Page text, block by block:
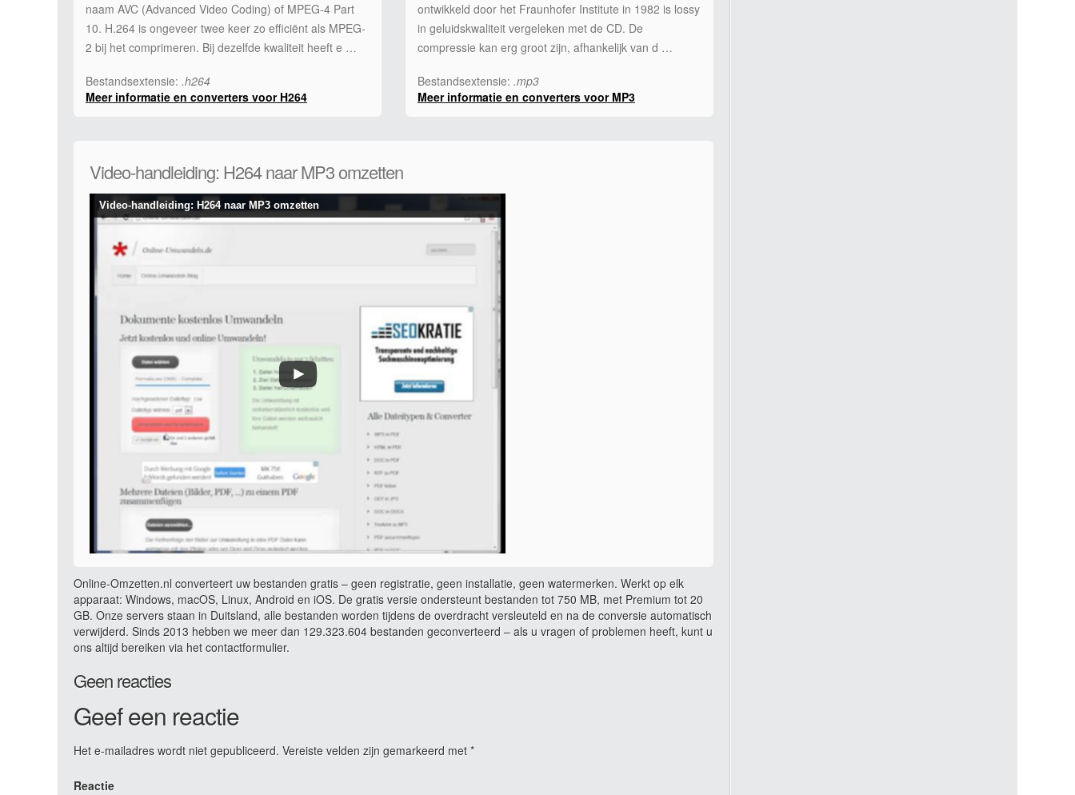
naam AVC (Advanced Video Coding) of MPEG-4 Part
10. H.264 is ongeveer twee keer zo efficiënt als MPEG-
2 bij het comprimeren. Bij dezelfde kwaliteit heeft e …
Bestandsextensie: .h264
Meer informatie en converters voor H264
ontwikkeld door het Fraunhofer Institute in 1982 is lossy
in geluidskwaliteit vergeleken met de CD. De
compressie kan erg groot zijn, afhankelijk van d …
Bestandsextensie: .mp3
Meer informatie en converters voor MP3
Video-handleiding: H264 naar MP3 omzetten
Video-handleiding: H264 naar MP3 omzetten
Online-Omzetten.nl converteert uw bestanden gratis – geen registratie, geen installatie, geen watermerken. Werkt op elk
apparaat: Windows, macOS, Linux, Android en iOS. De gratis versie ondersteunt bestanden tot 750 MB, met Premium tot 20
GB. Onze servers staan in Duitsland, alle bestanden worden tijdens de overdracht versleuteld en na de conversie automatisch
verwijderd. Sinds 2013 hebben we meer dan 129.323.604 bestanden geconverteerd – als u vragen of problemen heeft, kunt u
ons altijd bereiken via het contactformulier.
Geen reacties
Geef een reactie
Het e-mailadres wordt niet gepubliceerd. Vereiste velden zijn gemarkeerd met *
Reactie